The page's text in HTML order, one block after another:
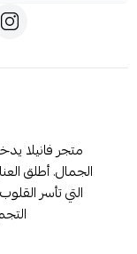
متجر فانيلا
الجمال. أطلق
التي تأسر